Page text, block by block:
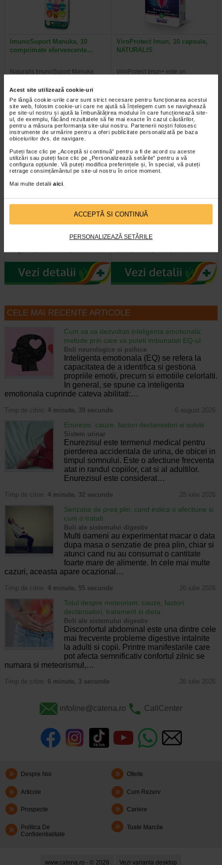
Acest site utilizează cookie-uri
Pe lângă cookie-urile care sunt strict necesare pentru funcționarea acestui
site web, folosim cookie-uri care ne ajută să înțelegem cum se navighează
pe site-ul nostru și ajută la îmbunătățirea modului în care funcționează site-
ul, de exemplu, făcând rezultatele să fie mai exacte în cazul căutărilor,
pentru a măsura performanța site-ului nostru. Partenerii noștri folosesc
instrumente de urmărire pentru a oferi publicitate personalizată pe baza
obiceiurilor dvs. de navigare.
Puteți face clic pe „Acceptă si continuă” pentru a fi de acord cu aceste
utilizări sau puteți face clic pe „Personalizează setările” pentru a vă
configura opțiunile. Vă puteți modifica preferințele și, în special, vă puteți
retrage consimțământul pe site-ul nostru în orice moment.
Mai multe detalii aici.
ACCEPTĂ SI CONTINUĂ
PERSONALIZEAZĂ SETĂRILE
ImunoSuport Manuka, 10
comprimate efervescente…
Naturalis ImunoSuport Manuka
forma de comprimate…
ViroProtect Imun, 10 capsule,
NATURALIS
ViroProtect Imun+ este un
Stetoscop simplu in forma de
Y, culoare albastra WS-1…
B.Well WS-1 este un stetoscop
singur cap. Este un dispozitiv…
Imunovit gummy, 30 jeleuri
fara zahar, NATURALIS
Imunovit Gummy este un supliment
zahar, creat special pentru a…
CELE MAI RECENTE ARTICOLE
Cum sa va dezvoltati inteligenta emotionala:
metode prin care va puteti imbunatati EQ-ul
Boli neurologice si psihice
Inteligenta emotionala (EQ) se refera la
capacitatea de a identifica si gestiona
propriile emotii, precum si emotiile celorlalti.
In general, se spune ca inteligenta
emotionala cuprinde cateva abilitati:…
Timp de citire: 4 minute, 39 secunde 6 august 2026
Enurezis: cauze, factori declansatori si solutii
Sistem urinar
Enurezisul este termenul medical pentru
pierderea accidentala de urina, de obicei in
timpul somnului. Este o afectiune frecventa
atat in randul copiilor, cat si al adultilor.
Enurezisul este considerat…
Timp de citire: 4 minute, 32 secunde 28 iulie 2026
Senzatia de prea plin: cand indica o afectiune si
cum o tratati
Boli ale sistemului digestiv
Multi oameni au experimentat macar o data
dupa masa o senzatie de prea plin, chiar si
atunci cand nu au consumat o cantitate
foarte mare de alimente. In cele mai multe
cazuri, aceasta apare ocazional…
Timp de citire: 4 minute, 55 secunde 26 iulie 2026
Totul despre meteorism: cauze, factori
declansatori, tratament si dieta
Boli ale sistemului digestiv
Disconfortul abdominal este una dintre cele
mai frecvente probleme digestive intalnite
la adulti si copii. Printre manifestarile care
pot afecta semnificativ confortul zilnic se
numara si meteorismul,…
Timp de citire: 6 minute, 3 secunde 26 iulie 2026
infoline@catena.ro CallCenter
Despre Noi Oferte
Articole Cum Rezerv
Prospecte Cariere
Politica De
Confidentialitate
Toate Marcile
www.catena.ro - © 2026 Vezi varianta desktop